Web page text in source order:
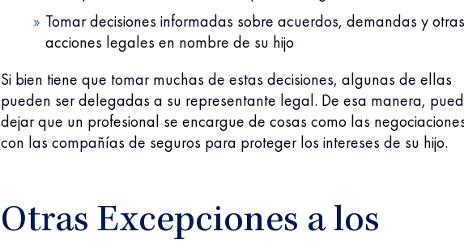
Tomar decisiones informadas sobre acuerdos, demandas y otras
acciones legales en nombre de su hijo
Si bien tiene que tomar muchas de estas decisiones, algunas de ellas
pueden ser delegadas a su representante legal. De esa manera,
dejar que un profesional se encargue de cosas como las
con las compañías de seguros para proteger los intereses de su hijo.
Otras Excepciones a los